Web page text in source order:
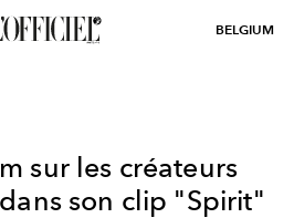
BELGIUM
sur les créateurs
son clip "Spirit"